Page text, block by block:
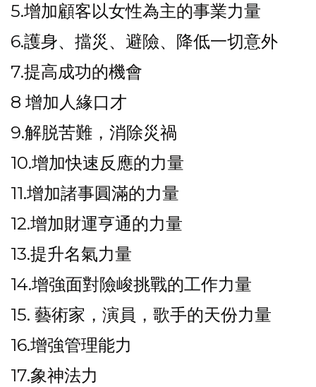
5.增加顧客以女性為主的事業力量
6.護身、擋災、避險、降低一切意外
7.提高成功的機會
8 增加人緣口才
9.解脱苦難，消除災禍
10.增加快速反應的力量
11.增加諸事圓滿的力量
12.增加財運亨通的力量
13.提升名氣力量
14.增強面對險峻挑戰的工作力量
15. 藝術家，演員，歌手的天份力量
16.增強管理能力
17.象神法力